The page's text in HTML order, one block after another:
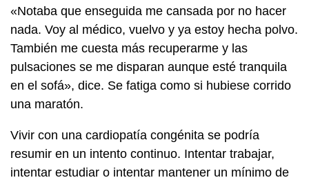
«Notaba que enseguida me cansada por no hacer
nada. Voy al médico, vuelvo y ya estoy hecha polvo.
También me cuesta más recuperarme y las
pulsaciones se me disparan aunque esté tranquila
en el sofá», dice. Se fatiga como si hubiese corrido
una maratón.
Vivir con una cardiopatía congénita se podría
resumir en un intento continuo. Intentar trabajar,
intentar estudiar o intentar mantener un mínimo de